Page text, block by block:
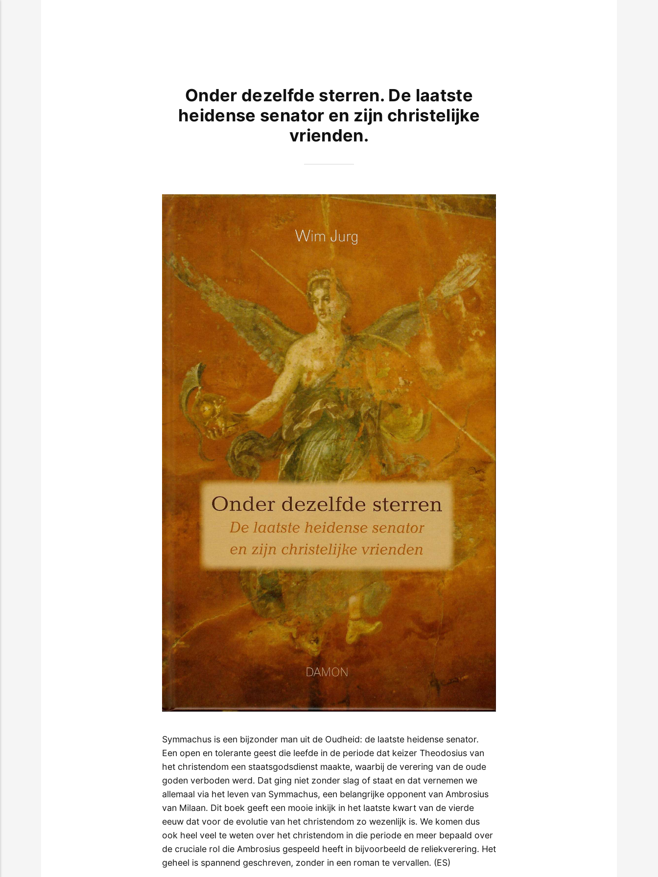
Onder dezelfde sterren. De laatste
heidense senator en zijn christelijke
vrienden.
Symmachus is een bijzonder man uit de Oudheid: de laatste heidense senator.
Een open en tolerante geest die leefde in de periode dat keizer Theodosius van
het christendom een staatsgodsdienst maakte, waarbij de verering van de oude
goden verboden werd. Dat ging niet zonder slag of staat en dat vernemen we
allemaal via het leven van Symmachus, een belangrijke opponent van Ambrosius
van Milaan. Dit boek geeft een mooie inkijk in het laatste kwart van de vierde
eeuw dat voor de evolutie van het christendom zo wezenlijk is. We komen dus
ook heel veel te weten over het christendom in die periode en meer bepaald over
de cruciale rol die Ambrosius gespeeld heeft in bijvoorbeeld de reliekverering. Het
geheel is spannend geschreven, zonder in een roman te vervallen. (ES)